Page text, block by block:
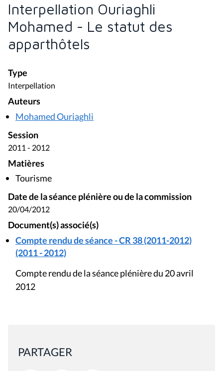
Interpellation Ouriaghli
Mohamed - Le statut des
apparthôtels
Type
Interpellation
Auteurs
Mohamed Ouriaghli
Session
2011 - 2012
Matières
Tourisme
Date de la séance plénière ou de la commission
20/04/2012
Document(s) associé(s)
Compte rendu de séance - CR 38 (2011-2012)
(2011 - 2012)
Compte rendu de la séance plénière du 20 avril
2012
PARTAGER